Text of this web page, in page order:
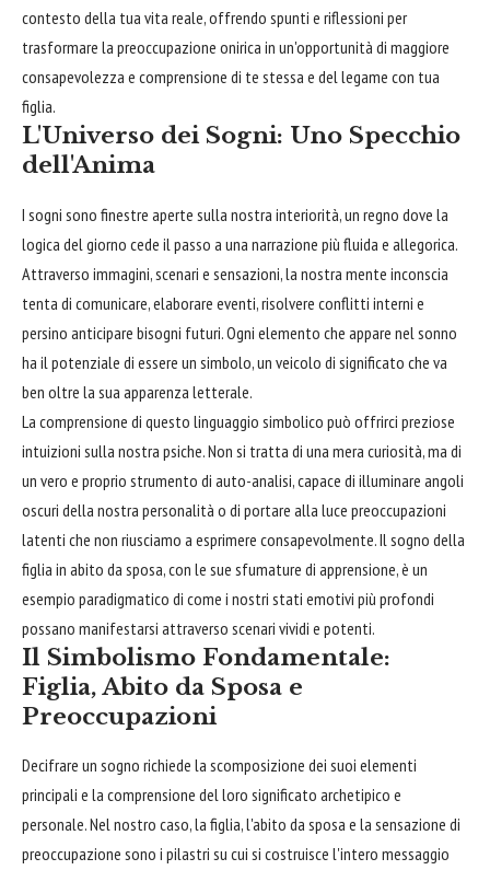
contesto della tua vita reale, offrendo spunti e riflessioni per
trasformare la preoccupazione onirica in un'opportunità di maggiore
consapevolezza e comprensione di te stessa e del legame con tua
figlia.
L'Universo dei Sogni: Uno Specchio
dell'Anima
I sogni sono finestre aperte sulla nostra interiorità, un regno dove la
logica del giorno cede il passo a una narrazione più fluida e allegorica.
Attraverso immagini, scenari e sensazioni, la nostra mente inconscia
tenta di comunicare, elaborare eventi, risolvere conflitti interni e
persino anticipare bisogni futuri. Ogni elemento che appare nel sonno
ha il potenziale di essere un simbolo, un veicolo di significato che va
ben oltre la sua apparenza letterale.
La comprensione di questo linguaggio simbolico può offrirci preziose
intuizioni sulla nostra psiche. Non si tratta di una mera curiosità, ma di
un vero e proprio strumento di auto-analisi, capace di illuminare angoli
oscuri della nostra personalità o di portare alla luce preoccupazioni
latenti che non riusciamo a esprimere consapevolmente. Il sogno della
figlia in abito da sposa, con le sue sfumature di apprensione, è un
esempio paradigmatico di come i nostri stati emotivi più profondi
possano manifestarsi attraverso scenari vividi e potenti.
Il Simbolismo Fondamentale:
Figlia, Abito da Sposa e
Preoccupazioni
Decifrare un sogno richiede la scomposizione dei suoi elementi
principali e la comprensione del loro significato archetipico e
personale. Nel nostro caso, la figlia, l'abito da sposa e la sensazione di
preoccupazione sono i pilastri su cui si costruisce l'intero messaggio